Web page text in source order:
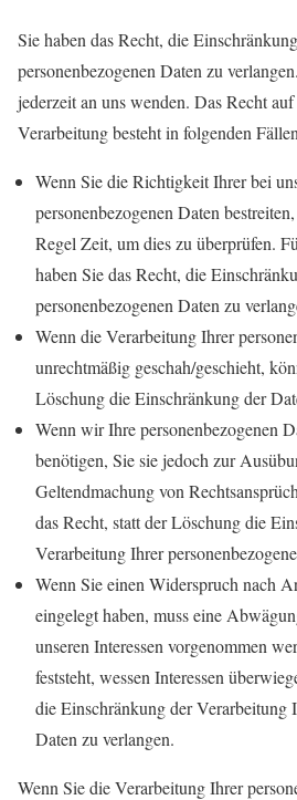
Sie haben das Recht, die
personenbezogenen Daten zu
jederzeit an uns wenden. Das Recht
Verarbeitung besteht in folgenden
Wenn Sie die Richtigkeit Ihrer bei
personenbezogenen Daten
Regel Zeit, um dies zu überprüfen.
haben Sie das Recht, die
personenbezogenen Daten zu
Wenn die Verarbeitung Ihrer
unrechtmäßig geschah/geschieht,
Löschung die Einschränkung der
Wenn wir Ihre personenbezogenen
benötigen, Sie sie jedoch zur
Geltendmachung von
das Recht, statt der Löschung die
Verarbeitung Ihrer
Wenn Sie einen Widerspruch nach
eingelegt haben, muss eine
unseren Interessen vorgenommen
feststeht, wessen Interessen
die Einschränkung der Verarbeitung
Daten zu verlangen.
Wenn Sie die Verarbeitung Ihrer